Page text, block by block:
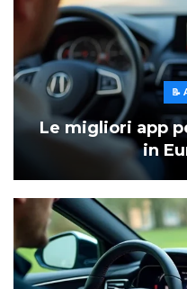
📝
Le migliori app
in